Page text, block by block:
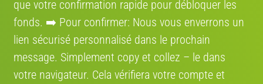
ARCADE Escape
2019 · Vélo ville
ARCADE Escape
2019 · Vélo ville
que votre confirmation rapide pour débloquer les
fonds. ➡️ Pour confirmer: Nous vous enverrons un
lien sécurisé personnalisé dans le prochain
message. Simplement сору et collez – le dans
votre navigateur. Cela vérifiera votre compte et